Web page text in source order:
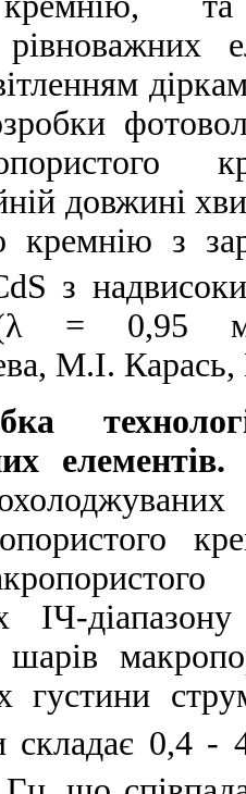
рівноважних
довжині
кремнію з
з
= 0,95
М.І.
елементів.
ІЧ-
густини
складає 0,4